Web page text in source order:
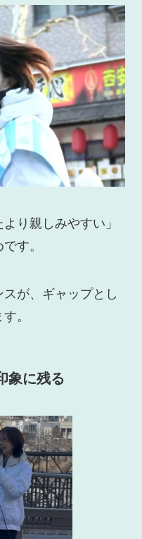
り親しみやすい」
す。
が、ギャップとし
。
象に残る